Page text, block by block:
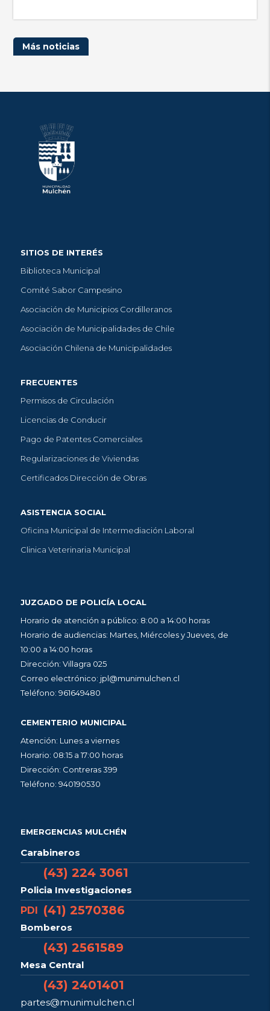
Más noticias
SITIOS DE INTERÉS
Biblioteca Municipal
Comité Sabor Campesino
Asociación de Municipios Cordilleranos
Asociación de Municipalidades de Chile
Asociación Chilena de Municipalidades
FRECUENTES
Permisos de Circulación
Licencias de Conducir
Pago de Patentes Comerciales
Regularizaciones de Viviendas
Certificados Dirección de Obras
ASISTENCIA SOCIAL
Oficina Municipal de Intermediación Laboral
Clinica Veterinaria Municipal
JUZGADO DE POLICÍA LOCAL
Horario de atención a público: 8:00 a 14:00 horas
Horario de audiencias: Martes, Miércoles y Jueves, de
10:00 a 14:00 horas
Dirección: Villagra 025
Correo electrónico: jpl@munimulchen.cl
Teléfono: 961649480
CEMENTERIO MUNICIPAL
Atención: Lunes a viernes
Horario: 08:15 a 17:00 horas
Dirección: Contreras 399
Teléfono: 940190530
EMERGENCIAS MULCHÉN
Carabineros
(43) 224 3061
Policia Investigaciones
PDI (41) 2570386
Bomberos
(43) 2561589
Mesa Central
(43) 2401401
partes@munimulchen.cl